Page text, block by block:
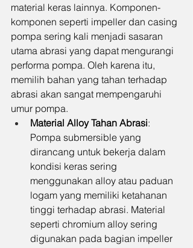
material keras lainnya. Komponen-
komponen seperti impeller dan casing
pompa sering kali menjadi sasaran
utama abrasi yang dapat mengurangi
performa pompa. Oleh karena itu,
memilih bahan yang tahan terhadap
abrasi akan sangat mempengaruhi
umur pompa.
Material Alloy Tahan Abrasi:
Pompa submersible yang
dirancang untuk bekerja dalam
kondisi keras sering
menggunakan alloy atau paduan
logam yang memiliki ketahanan
tinggi terhadap abrasi. Material
seperti chromium alloy sering
digunakan pada bagian impeller